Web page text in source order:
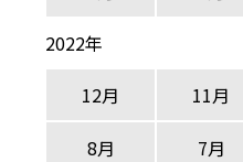
2022年
12月
11月
8月
7月